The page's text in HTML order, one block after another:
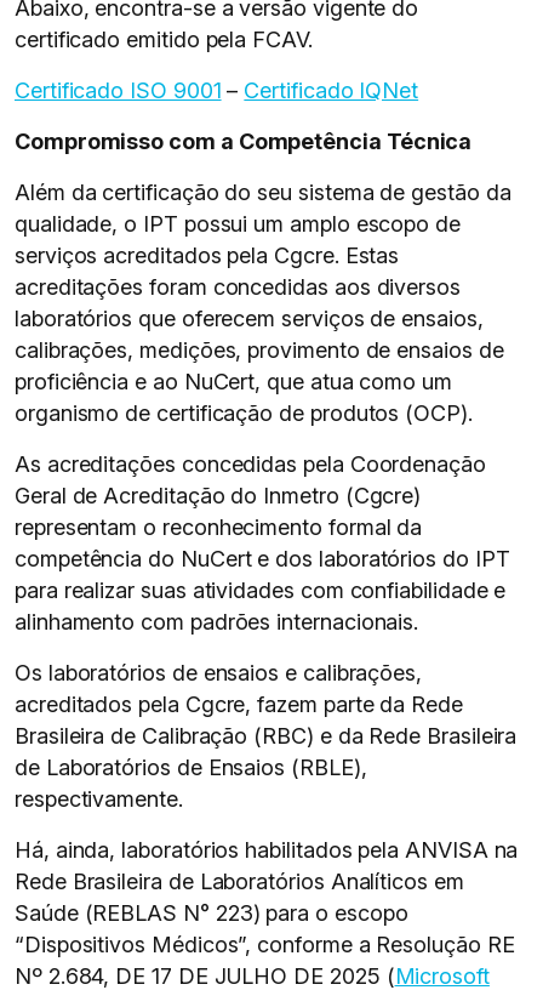
Abaixo, encontra-se a versão vigente do
certificado emitido pela FCAV.
Certificado ISO 9001 – Certificado IQNet
Compromisso com a Competência Técnica
Além da certificação do seu sistema de gestão da
qualidade, o IPT possui um amplo escopo de
serviços acreditados pela Cgcre. Estas
acreditações foram concedidas aos diversos
laboratórios que oferecem serviços de ensaios,
calibrações, medições, provimento de ensaios de
proficiência e ao NuCert, que atua como um
organismo de certificação de produtos (OCP).
As acreditações concedidas pela Coordenação
Geral de Acreditação do Inmetro (Cgcre)
representam o reconhecimento formal da
competência do NuCert e dos laboratórios do IPT
para realizar suas atividades com confiabilidade e
alinhamento com padrões internacionais.
Os laboratórios de ensaios e calibrações,
acreditados pela Cgcre, fazem parte da Rede
Brasileira de Calibração (RBC) e da Rede Brasileira
de Laboratórios de Ensaios (RBLE),
respectivamente.
Há, ainda, laboratórios habilitados pela ANVISA na
Rede Brasileira de Laboratórios Analíticos em
Saúde (REBLAS N° 223) para o escopo
“Dispositivos Médicos”, conforme a Resolução RE
Nº 2.684, DE 17 DE JULHO DE 2025 (Microsoft